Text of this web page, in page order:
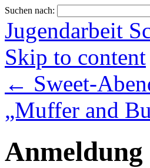
Suchen nach:
Jugendarbeit
Skip to content
← Sweet-
„Muffer and
Anmeldung